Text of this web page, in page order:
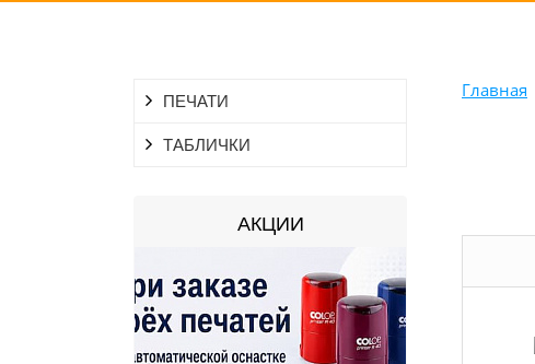
ПЕЧАТИ
ТАБЛИЧКИ
АКЦИИ
Главная